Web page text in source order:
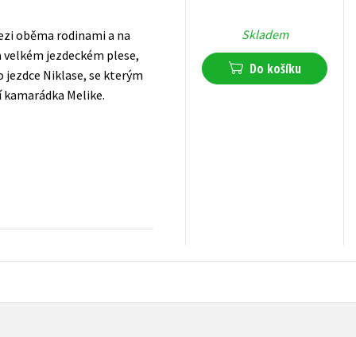
oběma rodinami a na
jezdeckém plese,
Niklase, se kterým
Melike.
Skladem
Do košíku